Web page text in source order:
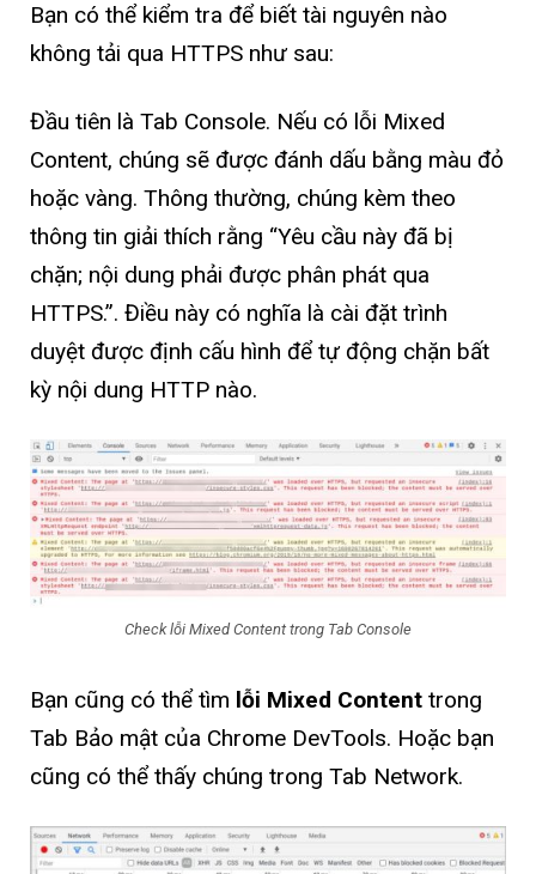
Bạn có thể kiểm tra để biết tài nguyên nào
không tải qua HTTPS như sau:
Đầu tiên là Tab Console. Nếu có lỗi Mixed
Content, chúng sẽ được đánh dấu bằng màu đỏ
hoặc vàng. Thông thường, chúng kèm theo
thông tin giải thích rằng “Yêu cầu này đã bị
chặn; nội dung phải được phân phát qua
HTTPS.”. Điều này có nghĩa là cài đặt trình
duyệt được định cấu hình để tự động chặn bất
kỳ nội dung HTTP nào.
Check lỗi Mixed Content trong Tab Console
Bạn cũng có thể tìm lỗi Mixed Content trong
Tab Bảo mật của Chrome DevTools. Hoặc bạn
cũng có thể thấy chúng trong Tab Network.